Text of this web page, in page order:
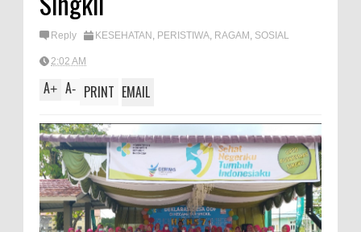
Reply KESEHATAN , PERISTIWA, RAGAM , SOSIAL
2:02 AM
A+ A- PRINT EMAIL